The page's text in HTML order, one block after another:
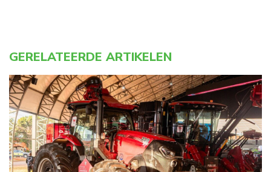
GERELATEERDE ARTIKELEN